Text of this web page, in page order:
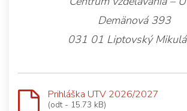
Demänová 393
031 01 Liptovský
Prihláška UTV 2026/2027
(odt - 15.73 kB)